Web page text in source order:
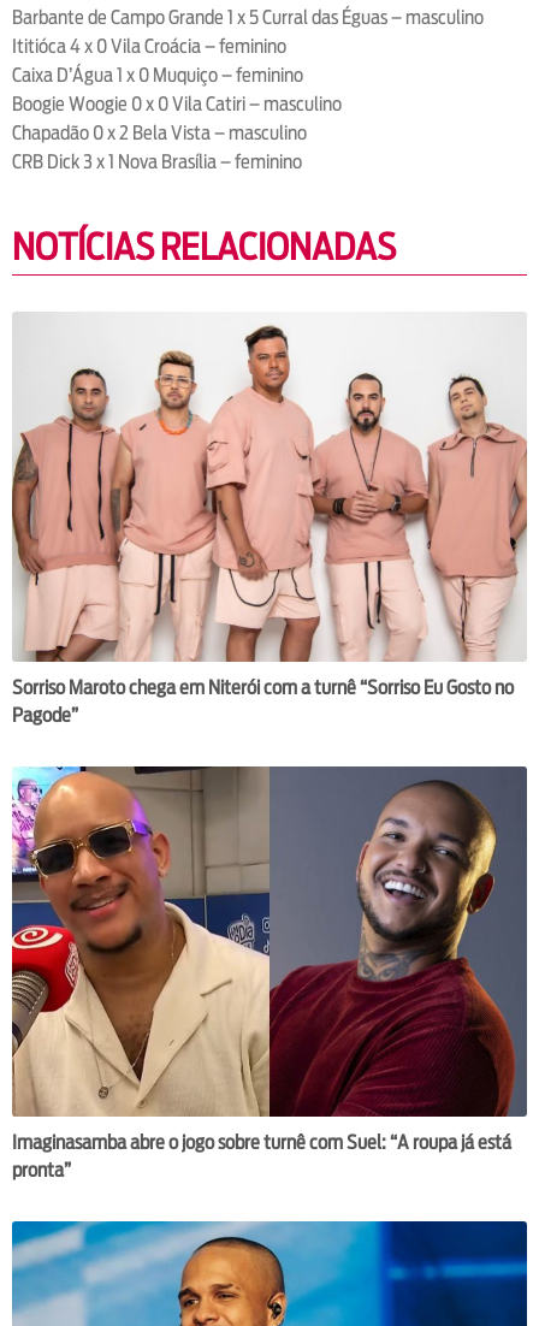
Barbante de Campo Grande 1 x 5 Curral das Éguas – masculino
Ititióca 4 x 0 Vila Croácia – feminino
Caixa D’Água 1 x 0 Muquiço – feminino
Boogie Woogie 0 x 0 Vila Catiri – masculino
Chapadão 0 x 2 Bela Vista – masculino
CRB Dick 3 x 1 Nova Brasília – feminino
NOTÍCIAS RELACIONADAS
Sorriso Maroto chega em Niterói com a turnê “Sorriso Eu Gosto no
Pagode”
Imaginasamba abre o jogo sobre turnê com Suel: “A roupa já está
pronta”